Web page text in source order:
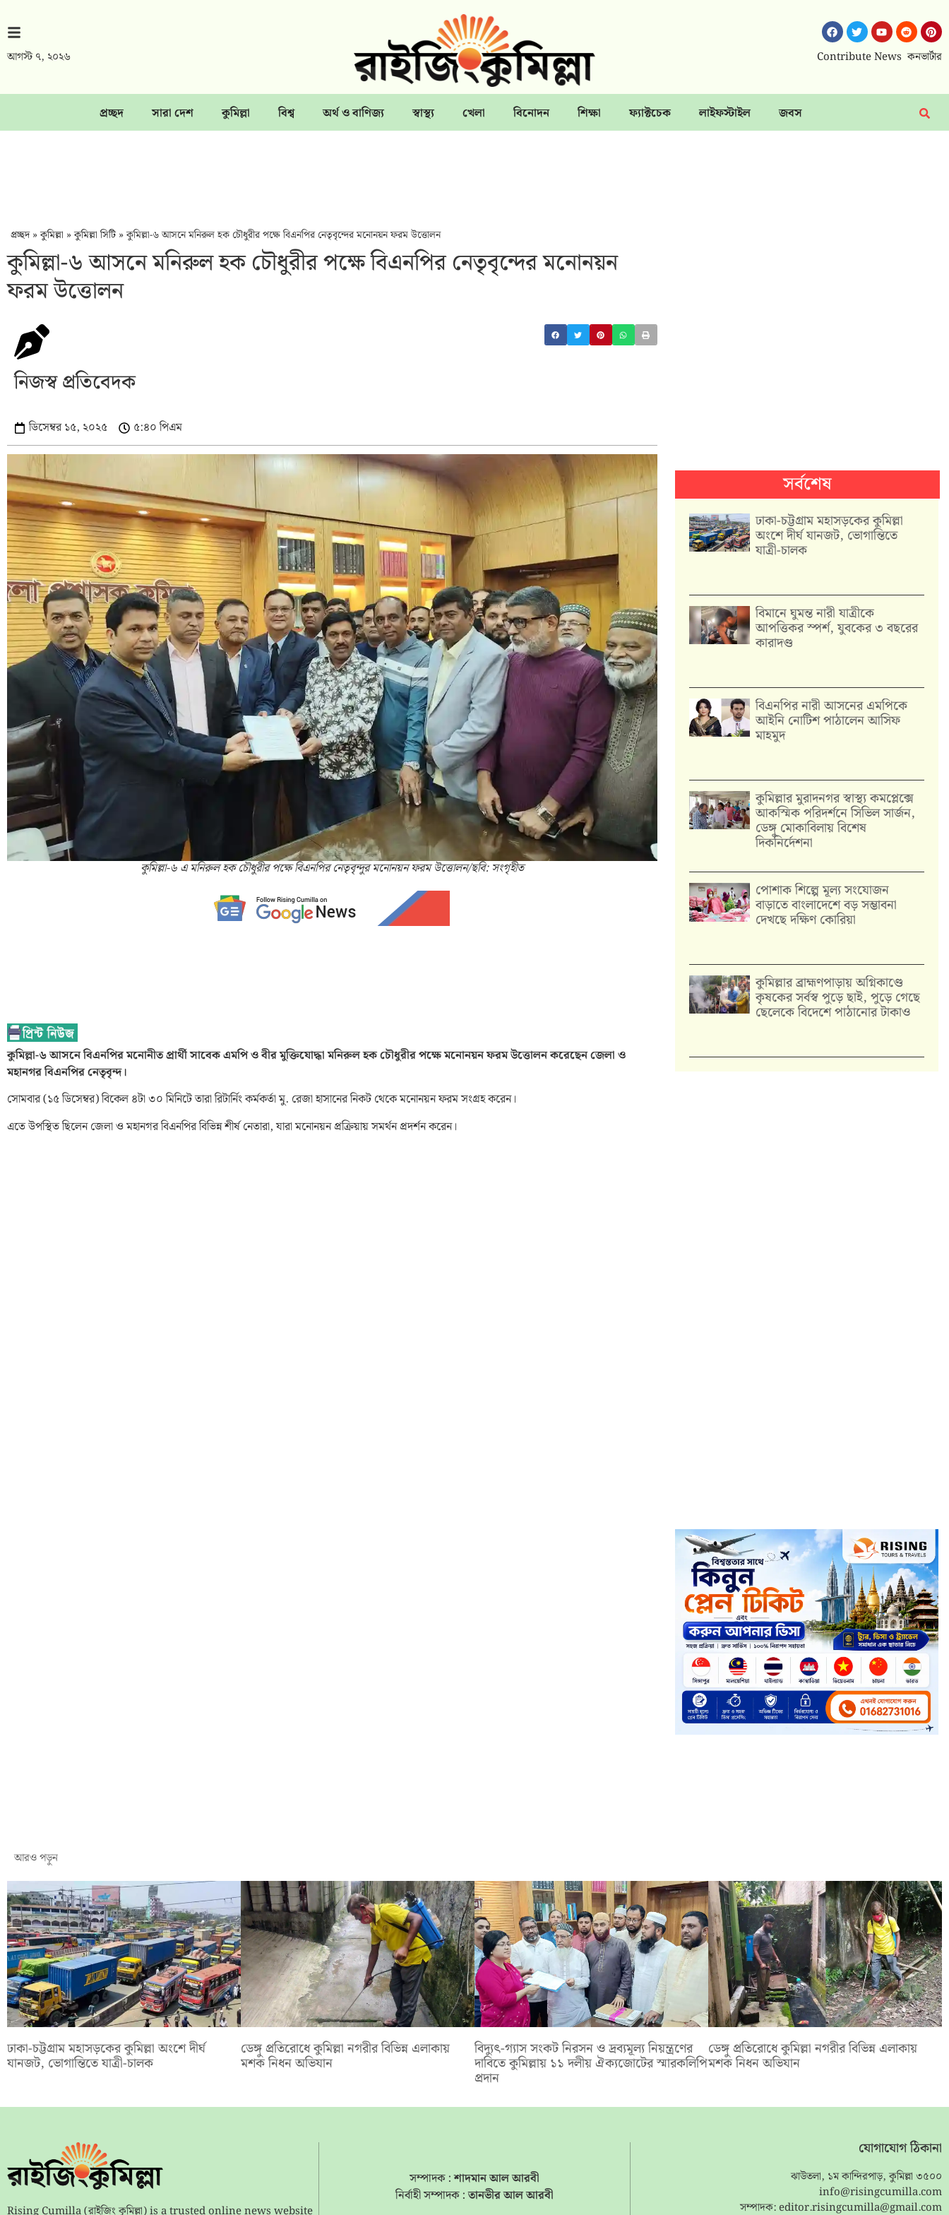
আগস্ট ৭, ২০২৬ Contribute News কনভার্টার
প্রচ্ছদ সারা দেশ কুমিল্লা বিশ্ব অর্থ ও বাণিজ্য স্বাস্থ্য খেলা বিনোদন শিক্ষা ফ্যাক্টচেক লাইফস্টাইল জবস
প্রচ্ছদ»কুমিল্লা »কুমিল্লা সিটি »কুমিল্লা-৬ আসনে মনিরুল হক চৌধুরীর পক্ষে বিএনপির নেতৃবৃন্দের মনোনয়ন ফরম উত্তোলন
কুমিল্লা-৬ আসনে মনিরুল হক চৌধুরীর পক্ষে বিএনপির নেতৃবৃন্দের মনোনয়ন
ফরম উত্তোলন
নিজস্ব প্রতিবেদক
ডিসেম্বর ১৫, ২০২৫ ৫:৪০ পিএম
কুমিল্লা-৬ এ মনিরুল হক চৌধুরীর পক্ষে বিএনপির নেতৃবৃন্দুর মনোনয়ন ফরম উত্তোলন/ছবি: সংগৃহীত
কুমিল্লা-৬ আসনে বিএনপির মনোনীত প্রার্থী সাবেক এমপি ও বীর মুক্তিযোদ্ধা মনিরুল হক চৌধুরীর পক্ষে মনোনয়ন ফরম উত্তোলন করেছেন জেলা ও
মহানগর বিএনপির নেতৃবৃন্দ।
সোমবার (১৫ ডিসেম্বর) বিকেল ৪টা ৩০ মিনিটে তারা রিটার্নিং কর্মকর্তা মু. রেজা হাসানের নিকট থেকে মনোনয়ন ফরম সংগ্রহ করেন।
এতে উপস্থিত ছিলেন জেলা ও মহানগর বিএনপির বিভিন্ন শীর্ষ নেতারা, যারা মনোনয়ন প্রক্রিয়ায় সমর্থন প্রদর্শন করেন।
সর্বশেষ
ঢাকা-চট্টগ্রাম মহাসড়কের কুমিল্লা
অংশে দীর্ঘ যানজট, ভোগান্তিতে
যাত্রী-চালক
বিমানে ঘুমন্ত নারী যাত্রীকে
আপত্তিকর স্পর্শ, যুবকের ৩ বছরের
কারাদণ্ড
বিএনপির নারী আসনের এমপিকে
আইনি নোটিশ পাঠালেন আসিফ
মাহমুদ
কুমিল্লার মুরাদনগর স্বাস্থ্য কমপ্লেক্সে
আকস্মিক পরিদর্শনে সিভিল সার্জন,
ডেঙ্গু মোকাবিলায় বিশেষ
দিকনির্দেশনা
পোশাক শিল্পে মূল্য সংযোজন
বাড়াতে বাংলাদেশে বড় সম্ভাবনা
দেখছে দক্ষিণ কোরিয়া
কুমিল্লার ব্রাহ্মণপাড়ায় অগ্নিকাণ্ডে
কৃষকের সর্বস্ব পুড়ে ছাই, পুড়ে গেছে
ছেলেকে বিদেশে পাঠানোর টাকাও
আরও পড়ুন
ঢাকা-চট্টগ্রাম মহাসড়কের কুমিল্লা অংশে দীর্ঘ
যানজট, ভোগান্তিতে যাত্রী-চালক
ডেঙ্গু প্রতিরোধে কুমিল্লা নগরীর বিভিন্ন এলাকায়
মশক নিধন অভিযান
‎বিদ্যুৎ-গ্যাস সংকট নিরসন ও দ্রব্যমূল্য নিয়ন্ত্রণের
দাবিতে কুমিল্লায় ১১ দলীয় ঐক‍্যজোটের স্মারকলিপি
প্রদান
ডেঙ্গু প্রতিরোধে কুমিল্লা নগরীর বিভিন্ন এলাকায়
মশক নিধন অভিযান
Rising Cumilla (রাইজিং কুমিল্লা) is a trusted online news website
সম্পাদক :শাদমান আল আরবী
নির্বাহী সম্পাদক :তানভীর আল আরবী
যোগাযোগ ঠিকানা
ঝাউতলা, ১ম কান্দিরপাড়, কুমিল্লা ৩৫০০
info@risingcumilla.com
সম্পাদক:editor.risingcumilla@gmail.com